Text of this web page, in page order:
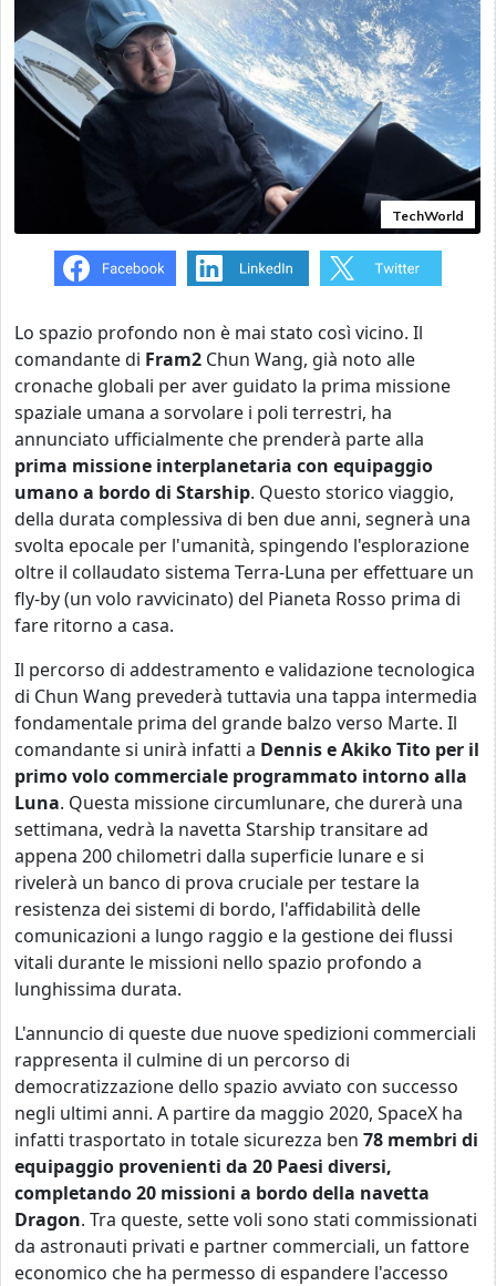
TechWorld
Lo spazio profondo non è mai stato così vicino. Il
comandante di Fram2 Chun Wang, già noto alle
cronache globali per aver guidato la prima missione
spaziale umana a sorvolare i poli terrestri, ha
annunciato ufficialmente che prenderà parte alla
prima missione interplanetaria con equipaggio
umano a bordo di Starship. Questo storico viaggio,
della durata complessiva di ben due anni, segnerà una
svolta epocale per l'umanità, spingendo l'esplorazione
oltre il collaudato sistema Terra-Luna per effettuare un
fly-by (un volo ravvicinato) del Pianeta Rosso prima di
fare ritorno a casa.
Il percorso di addestramento e validazione tecnologica
di Chun Wang prevederà tuttavia una tappa intermedia
fondamentale prima del grande balzo verso Marte. Il
comandante si unirà infatti a Dennis e Akiko Tito per il
primo volo commerciale programmato intorno alla
Luna. Questa missione circumlunare, che durerà una
settimana, vedrà la navetta Starship transitare ad
appena 200 chilometri dalla superficie lunare e si
rivelerà un banco di prova cruciale per testare la
resistenza dei sistemi di bordo, l'affidabilità delle
comunicazioni a lungo raggio e la gestione dei flussi
vitali durante le missioni nello spazio profondo a
lunghissima durata.
L'annuncio di queste due nuove spedizioni commerciali
rappresenta il culmine di un percorso di
democratizzazione dello spazio avviato con successo
negli ultimi anni. A partire da maggio 2020, SpaceX ha
infatti trasportato in totale sicurezza ben 78 membri di
equipaggio provenienti da 20 Paesi diversi,
completando 20 missioni a bordo della navetta
Dragon. Tra queste, sette voli sono stati commissionati
da astronauti privati e partner commerciali, un fattore
economico che ha permesso di espandere l'accesso